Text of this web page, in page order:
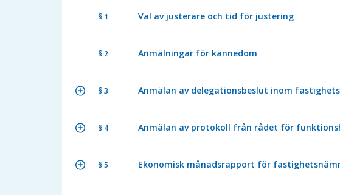
§ 1 Val av justerare och tid för justering
§ 2 Anmälningar för kännedom
§ 3 Anmälan av delegationsbeslut inom
§ 4 Anmälan av protokoll från rådet för
§ 5 Ekonomisk månadsrapport för